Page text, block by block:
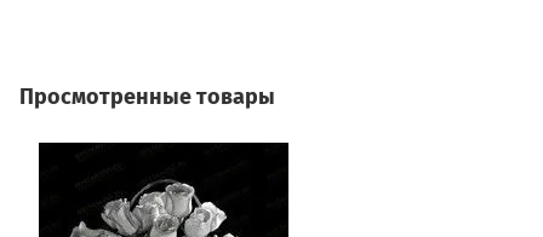
Просмотренные товары